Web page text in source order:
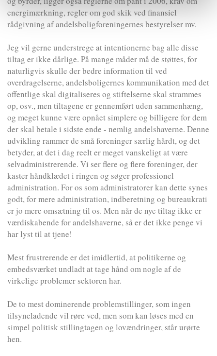
energimærkning, regler om god skik ved finansiel
rådgivning af andelsboligforeningernes bestyrelser mv.
Jeg vil gerne understrege at intentionerne bag alle disse
tiltag er ikke dårlige. På mange måder må de støttes, for
naturligvis skulle der bedre information til ved
overdragelserne, andelsboligernes kommunikation med det
offentlige skal digitaliseres og stiftelserne skal strammes
op, osv., men tiltagene er gennemført uden sammenhæng,
og meget kunne være opnået simplere og billigere for dem
der skal betale i sidste ende - nemlig andelshaverne. Denne
udvikling rammer de små foreninger særlig hårdt, og det
betyder, at det i dag reelt er meget vanskeligt at være
selvadministrerende. Vi ser flere og flere foreninger, der
kaster håndklædet i ringen og søger professionel
administration. For os som administratorer kan dette synes
godt, for mere administration, indberetning og bureaukrati
er jo mere omsætning til os. Men når de nye tiltag ikke er
værdiskabende for andelshaverne, så er det ikke penge vi
har lyst til at tjene!
Mest frustrerende er det imidlertid, at politikerne og
embedsværket undladt at tage hånd om nogle af de
virkelige problemer sektoren har.
De to mest dominerende problemstillinger, som ingen
tilsyneladende vil røre ved, men som kan løses med en
simpel politisk stillingtagen og lovændringer, står urørte
hen.